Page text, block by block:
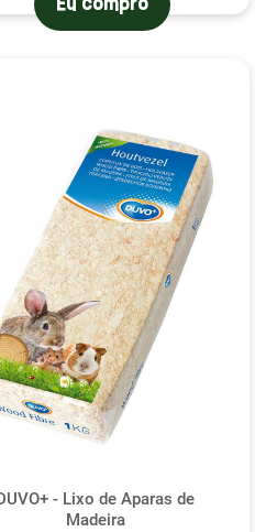
- Lixo de Aparas de
Madeira